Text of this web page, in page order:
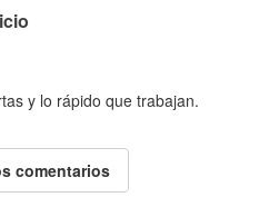
y lo rápido que trabajan.
comentarios